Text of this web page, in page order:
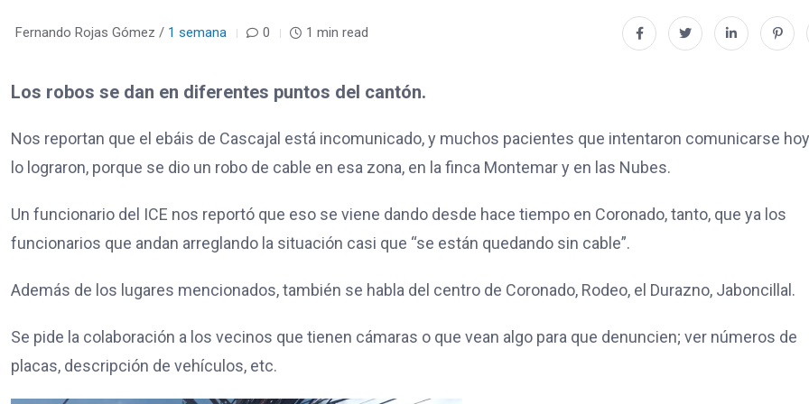
Fernando Rojas Gómez / 1 semana 0 1 min read
Los robos se dan en diferentes puntos del cantón.
Nos reportan que el ebáis de Cascajal está incomunicado, y muchos pacientes que intentaron comunicarse
lo lograron, porque se dio un robo de cable en esa zona, en la finca Montemar y en las Nubes.
Un funcionario del ICE nos reportó que eso se viene dando desde hace tiempo en Coronado, tanto, que ya los
funcionarios que andan arreglando la situación casi que “se están quedando sin cable”.
Además de los lugares mencionados, también se habla del centro de Coronado, Rodeo, el Durazno, Jaboncillal.
Se pide la colaboración a los vecinos que tienen cámaras o que vean algo para que denuncien; ver números de
placas, descripción de vehículos, etc.